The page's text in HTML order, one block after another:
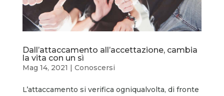
Dall’attaccamento all’accettazione, cambia
la vita con un sì
Mag 14, 2021 | Conoscersi
L’attaccamento si verifica ogniqualvolta, di fronte